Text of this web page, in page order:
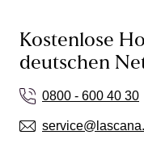
Kostenlose
deutschen
0800 - 600 40 30